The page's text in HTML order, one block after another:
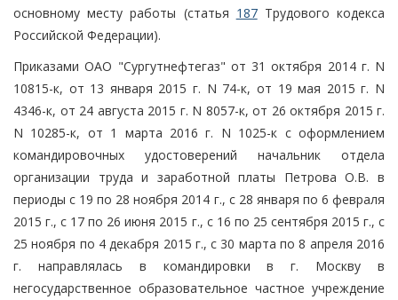
основному месту работы (статья 187Трудового кодекса
Российской Федерации).
Приказами ОАО "Сургутнефтегаз" от 31 октября 2014 г. N
10815-к, от 13 января 2015 г. N 74-к, от 19 мая 2015 г. N
4346-к, от 24 августа 2015 г. N 8057-к, от 26 октября 2015 г.
N 10285-к, от 1 марта 2016 г. N 1025-к с оформлением
командировочных удостоверений начальник отдела
организации труда и заработной платы Петрова О.В. в
периоды с 19 по 28 ноября 2014 г., с 28 января по 6 февраля
2015 г., с 17 по 26 июня 2015 г., с 16 по 25 сентября 2015 г., с
25 ноября по 4 декабря 2015 г., с 30 марта по 8 апреля 2016
г. направлялась в командировки в г. Москву в
негосударственное образовательное частное учреждение